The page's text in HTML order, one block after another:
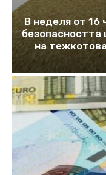
В неделя от 16
безопасността
на